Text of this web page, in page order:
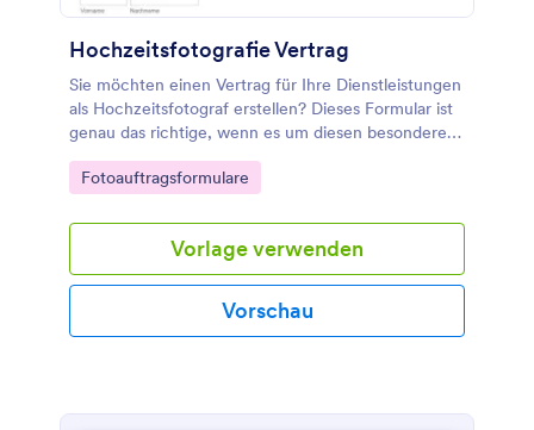
Hochzeitsfotografie Vertrag
Sie möchten einen Vertrag für Ihre Dienstleistungen
als Hochzeitsfotograf erstellen? Dieses Formular ist
genau das richtige, wenn es um diesen besonderen
und einzigartigen Tag geht. Mit diesem Formular
haben Sie alles, was Sie benötigen, um einen
Ihre Kunden. Passen Sie das Formular ganz einfach
an Ihre Bedürfnisse an, indem Sie Felder per Drag-
and-drop verschieben, neue hinzufügen oder
entfernen. Mit wenigen Klicks können Sie das
Formular an das Design Ihrer Organisation anpassen
über 100 Integrationen verarbeiten.
Go to Category:
Fotoauftragsformulare
Vorlage verwenden
Vorschau